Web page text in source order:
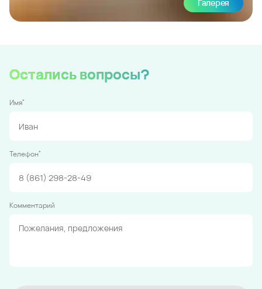
Галерея
Остались вопросы?
Имя*
Телефон*
Комментарий